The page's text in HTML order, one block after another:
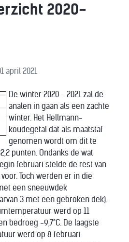
2020-
april 2021
De winter 2020 - 2021 zal de
analen in gaan als een zachte
winter. Het Hellmann-
koudegetal dat als maatstaf
genomen wordt om dit te
punten. Ondanks de wat
februari stelde de rest van
Toch werden er in die
een sneeuwdek
3 met een gebroken dek).
werd op 11
bedroeg -9,7°C. De laagste
werd op 8 februari